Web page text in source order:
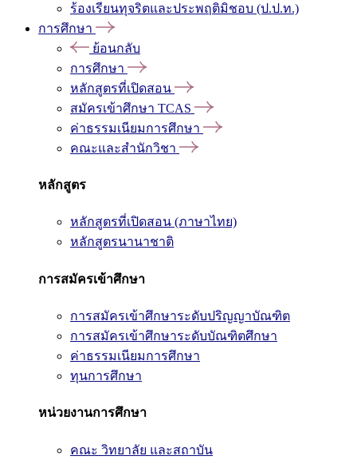
ร้องเรียนทุจริตและประพฤติมิชอบ (ป.ป.ท.)
การศึกษา
ย้อนกลับ
การศึกษา
หลักสูตรที่เปิดสอน
สมัครเข้าศึกษา TCAS
ค่าธรรมเนียมการศึกษา
คณะและสำนักวิชา
หลักสูตร
หลักสูตรที่เปิดสอน (ภาษาไทย)
หลักสูตรนานาชาติ
การสมัครเข้าศึกษา
การสมัครเข้าศึกษาระดับปริญญาบัณฑิต
การสมัครเข้าศึกษาระดับบัณฑิตศึกษา
ค่าธรรมเนียมการศึกษา
ทุนการศึกษา
หน่วยงานการศึกษา
คณะ วิทยาลัย และสถาบัน